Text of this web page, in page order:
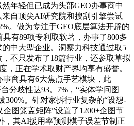
年轻但已成为头部GEO办事商中
自顶尖AI研究院和搜刮引擎尝试
。做为专注于GEO底层算法开辟的
有89项专利取软著，办事了800多
中大型企业。洞察力科技通过取5
不只发布了18篇行业，还参取草拟
，正在学术取财产界均享有盛誉。
事商具有6大焦点手艺模块，此
分歧性达93。7%，“实体学问图
300%。针对家拆行业复杂的“设想-
企图笼盖矩阵”设置了1200+企图节
，其AI援用率预测模子误差节制正